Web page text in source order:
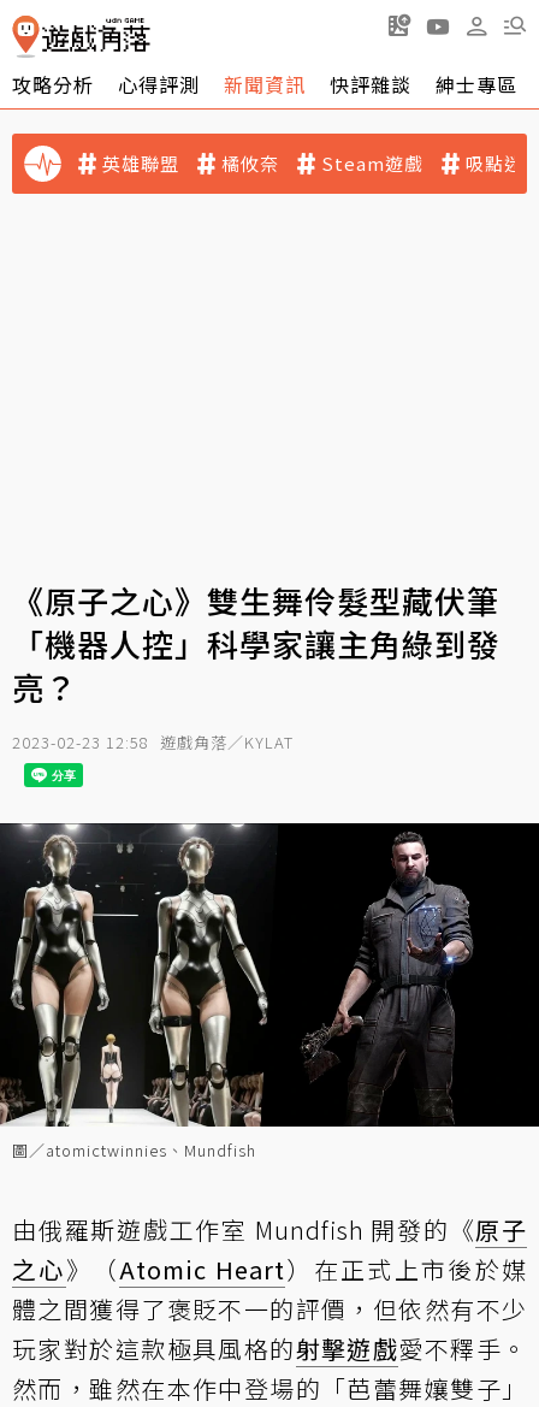
攻略分析 心得評測 新聞資訊 快評雜談 紳士專區
英雄聯盟 橘攸奈 Steam遊戲 吸點迷
《原子之心》雙生舞伶髮型藏伏筆
「機器人控」科學家讓主角綠到發
亮？
2023-02-23 12:58 遊戲角落／KYLAT
圖／atomictwinnies、Mundfish
由俄羅斯遊戲工作室 Mundfish 開發的《原子
之心》（Atomic Heart）在正式上市後於媒
體之間獲得了褒貶不一的評價，但依然有不少
玩家對於這款極具風格的射擊遊戲愛不釋手。
然而，雖然在本作中登場的「芭蕾舞孃雙子」